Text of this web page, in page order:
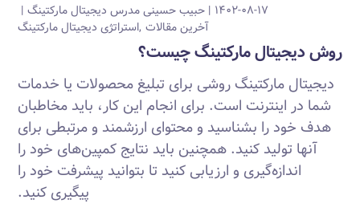
۱۴۰۲-۰۸-۱۷ حبیب حسینیمدرس دیجیتال مارکتینگ
آخرین مقالات استراتژی دیجیتال مارکتینگ
روش دیجیتال مارکتینگ چیست؟
دیجیتال مارکتینگ روشی برای تبلیغ محصولات یا خدمات
شما در اینترنت است. برای انجام این کار، باید مخاطبان
هدف خود را بشناسید و محتوای ارزشمند و مرتبطی برای
آنها تولید کنید. همچنین باید نتایج کمپین‌های خود را
اندازه‌گیری و ارزیابی کنید تا بتوانید پیشرفت خود را
پیگیری کنید.